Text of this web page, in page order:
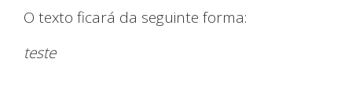
O texto ficará da seguinte forma:
teste